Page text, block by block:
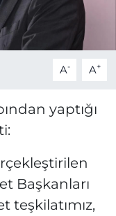
A- A+
yaptığı
Başkanları
teşkilatımız,